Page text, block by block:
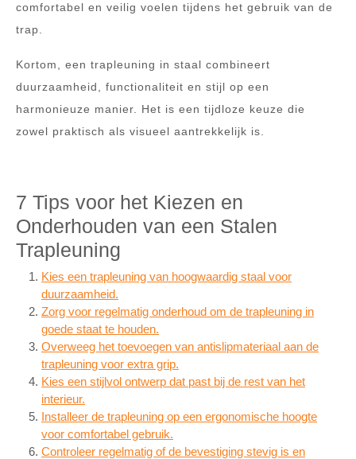
comfortabel en veilig voelen tijdens het gebruik van de
trap.
Kortom, een trapleuning in staal combineert
duurzaamheid, functionaliteit en stijl op een
harmonieuze manier. Het is een tijdloze keuze die
zowel praktisch als visueel aantrekkelijk is.
7 Tips voor het Kiezen en
Onderhouden van een Stalen
Trapleuning
Kies een trapleuning van hoogwaardig staal voor
duurzaamheid.
Zorg voor regelmatig onderhoud om de trapleuning in
goede staat te houden.
Overweeg het toevoegen van antislipmateriaal aan de
trapleuning voor extra grip.
Kies een stijlvol ontwerp dat past bij de rest van het
interieur.
Installeer de trapleuning op een ergonomische hoogte
voor comfortabel gebruik.
Controleer regelmatig of de bevestiging stevig is en